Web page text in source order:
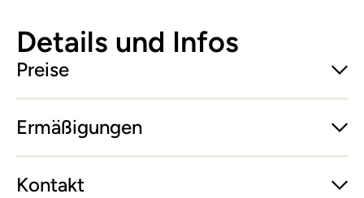
Details und Infos
Preise
Ermäßigungen
Kontakt